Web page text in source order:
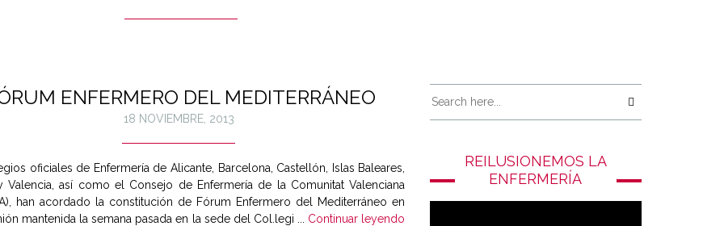
ENFERMERO DEL MEDITERRÁNEO
18 NOVIEMBRE, 2013
oficiales de Enfermería de Alicante, Barcelona, Castellón, Islas Baleares,
Valencia, así como el Consejo de Enfermería de la Comunitat Valenciana
han acordado la constitución de Fórum Enfermero del Mediterráneo en
mantenida la semana pasada en la sede del Col.legi ... Continuar leyendo
REILUSIONEMOS LA
ENFERMERÍA